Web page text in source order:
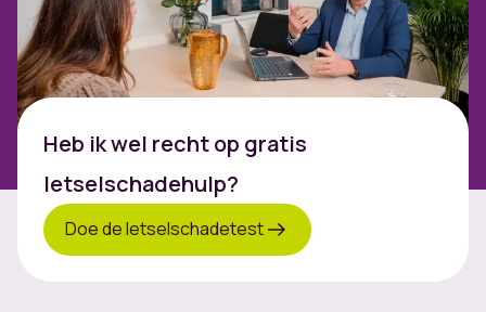
Heb ik wel recht op gratis
letselschadehulp?
Doe de letselschadetest